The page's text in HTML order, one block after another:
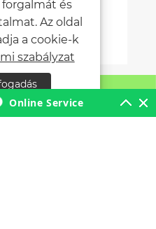

és
Az oldal
a cookie-k
szabályzat
Online Service